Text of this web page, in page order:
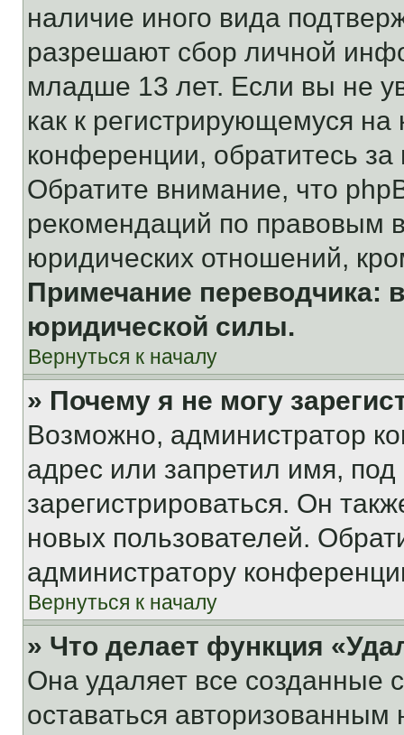
наличие иного вида
разрешают сбор личной
младше 13 лет. Если вы не
как к регистрирующемуся
конференции, обратитесь
Обратите внимание, что
рекомендаций по правовым
юридических отношений,
Примечание переводчика:
юридической силы.
Вернуться к началу
» Почему я не могу
Возможно, администратор
адрес или запретил имя,
зарегистрироваться. Он
новых пользователей.
администратору
Вернуться к началу
» Что делает функция
Она удаляет все созданные
оставаться